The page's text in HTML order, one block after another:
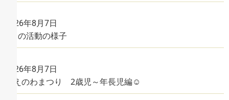
2026年8月7日
7月の活動の様子
2026年8月7日
☺えのわまつり 2歳児～年長児編☺